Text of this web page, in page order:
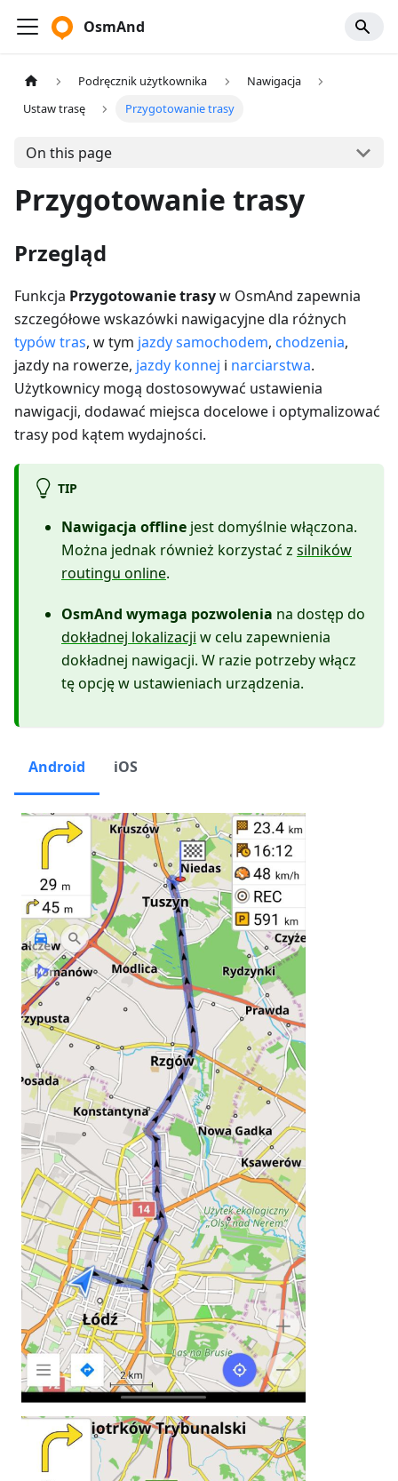
OsmAnd
Podręcznik użytkownika
Nawigacja
Ustaw trasę
Przygotowanie trasy
On this page
Przygotowanie trasy
Przegląd
Funkcja Przygotowanie trasyw OsmAnd zapewnia
szczegółowe wskazówki nawigacyjne dla różnych
typów tras, w tym jazdy samochodem, chodzenia,
jazdy na rowerze, jazdy konnej i narciarstwa.
Użytkownicy mogą dostosowywać ustawienia
nawigacji, dodawać miejsca docelowe i optymalizować
trasy pod kątem wydajności.
TIP
Nawigacja offline jest domyślnie włączona.
Można jednak również korzystać z silników
routingu online.
OsmAnd wymaga pozwolenia na dostęp do
dokładnej lokalizacji w celu zapewnienia
dokładnej nawigacji. W razie potrzeby włącz
tę opcję w ustawieniach urządzenia.
Android iOS